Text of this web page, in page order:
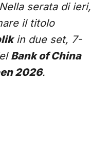
serata di ieri,
il titolo
in due set, 7-
Bank of China
2026.